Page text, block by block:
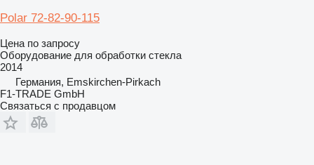
Polar 72-82-90-115
Цена по запросу
Оборудование для обработки стекла
2014
Германия, Emskirchen-Pirkach
F1-TRADE GmbH
Связаться с продавцом